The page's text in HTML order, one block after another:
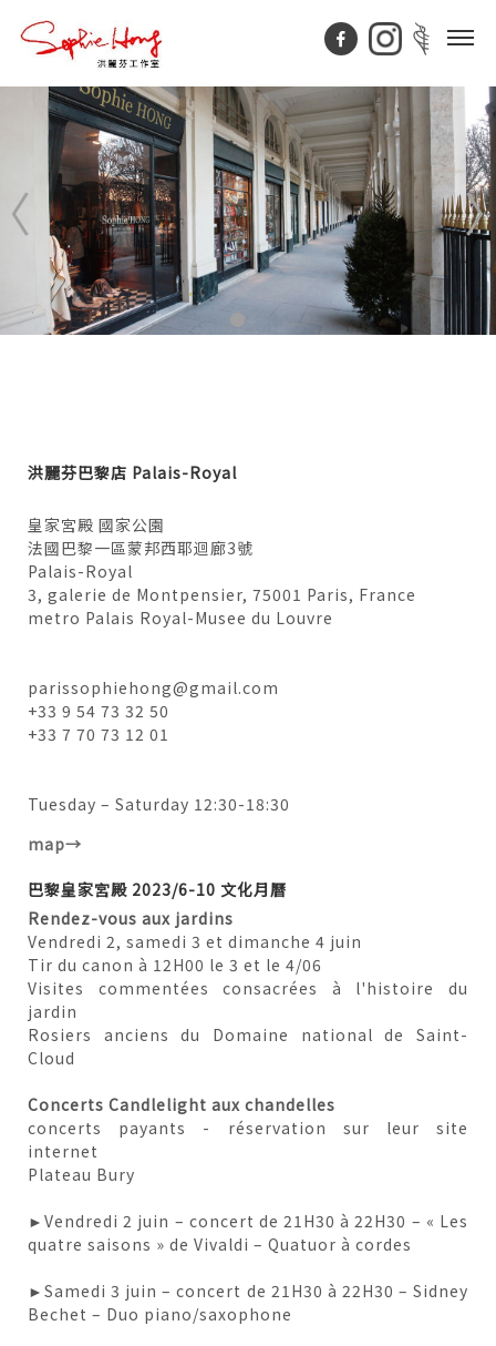
洪麗芬巴黎店 Palais-Royal
皇家宮殿 國家公園
法國巴黎一區蒙邦西耶迴廊3號
Palais-Royal
3, galerie de Montpensier, 75001 Paris, France
metro Palais Royal-Musee du Louvre
parissophiehong@gmail.com
+33 9 54 73 32 50
+33 7 70 73 12 01
Tuesday – Saturday 12:30-18:30
map→
巴黎皇家宮殿 2023/6-10 文化月曆
Rendez-vous aux jardins
Vendredi 2, samedi 3 et dimanche 4 juin
Tir du canon à 12H00 le 3 et le 4/06
Visites commentées consacrées à l'histoire du
jardin
Rosiers anciens du Domaine national de Saint-
Cloud
Concerts Candlelight aux chandelles
concerts payants - réservation sur leur site
internet
Plateau Bury
►Vendredi 2 juin – concert de 21H30 à 22H30 – « Les
quatre saisons » de Vivaldi – Quatuor à cordes
►Samedi 3 juin – concert de 21H30 à 22H30 – Sidney
Bechet – Duo piano/saxophone